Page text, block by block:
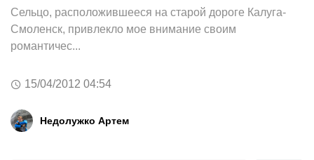
Сельцо, расположившееся на старой дороге Калуга-
Смоленск, привлекло мое внимание своим
романтичес...
15/04/2012 04:54
Недолужко Артем